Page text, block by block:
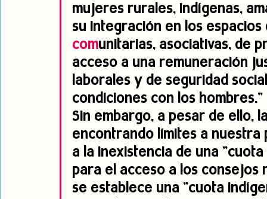
mujeres rurales, indígenas,
su integración en los espacios
comunitarias, asociativas, de
acceso a una remuneración
laborales y de seguridad
condiciones con los hombres."
Sin embargo, a pesar de ello,
encontrando límites a
a la inexistencia de una
para el acceso a los consejos
se establece una "cuota